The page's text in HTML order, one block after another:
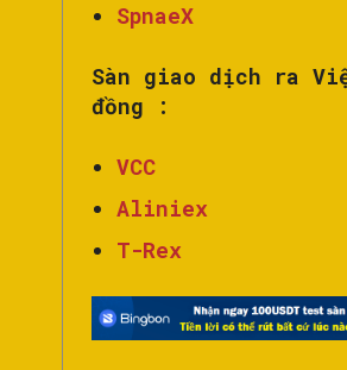
SpnaeX
Sàn giao dịch ra
đồng :
VCC
Aliniex
T-Rex